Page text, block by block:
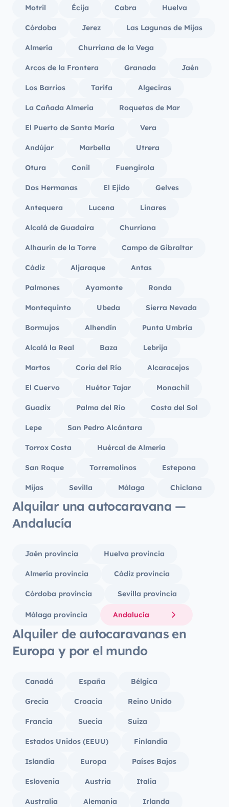
Motril Écija Cabra Huelva
Córdoba Jerez Las Lagunas de Mijas
Almería Churriana de la Vega
Arcos de la Frontera Granada Jaén
Los Barrios Tarifa Algeciras
La Cañada Almeria Roquetas de Mar
El Puerto de Santa María Vera
Andújar Marbella Utrera
Otura Conil Fuengirola
Dos Hermanas El Ejido Gelves
Antequera Lucena Linares
Alcalá de Guadaira Churriana
Alhaurín de la Torre Campo de Gibraltar
Cádiz Aljaraque Antas
Palmones Ayamonte Ronda
Montequinto Ubeda Sierra Nevada
Bormujos Alhendín Punta Umbría
Alcalá la Real Baza Lebrija
Martos Coria del Río Alcaracejos
El Cuervo Huétor Tajar Monachil
Guadix Palma del Río Costa del Sol
Lepe San Pedro Alcántara
Torrox Costa Huércal de Almería
San Roque Torremolinos Estepona
Mijas Sevilla Málaga Chiclana
Alquilar una autocaravana —
Andalucía
Jaén provincia Huelva provincia
Almería provincia Cádiz provincia
Córdoba provincia Sevilla provincia
Málaga provincia Andalucía
Alquiler de autocaravanas en
Europa y por el mundo
Canadá España Bélgica
Grecia Croacia Reino Unido
Francia Suecia Suiza
Estados Unidos (EEUU) Finlandia
Islandia Europa Países Bajos
Eslovenia Austria Italia
Australia Alemania Irlanda